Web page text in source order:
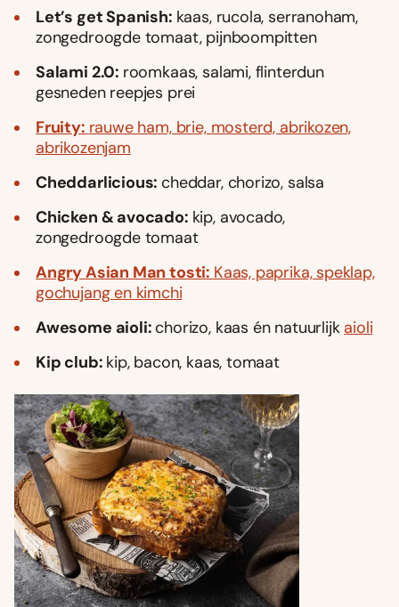
Let’s get Spanish: kaas, rucola, serranoham,
zongedroogde tomaat, pijnboompitten
Salami 2.0: roomkaas, salami, flinterdun
gesneden reepjes prei
Fruity: rauwe ham, brie, mosterd, abrikozen,
abrikozenjam
Cheddarlicious: cheddar, chorizo, salsa
Chicken & avocado: kip, avocado,
zongedroogde tomaat
Angry Asian Man tosti: Kaas, paprika, speklap,
gochujang en kimchi
Awesome aioli: chorizo, kaas én natuurlijk aioli
Kip club: kip, bacon, kaas, tomaat